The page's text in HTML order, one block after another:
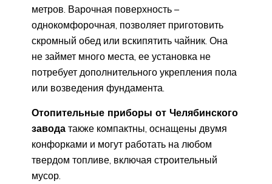
метров. Варочная поверхность –
однокомфорочная, позволяет приготовить
скромный обед или вскипятить чайник. Она
не займет много места, ее установка не
потребует дополнительного укрепления пола
или возведения фундамента.
Отопительные приборы от Челябинского
завода также компактны, оснащены двумя
конфорками и могут работать на любом
твердом топливе, включая строительный
мусор.